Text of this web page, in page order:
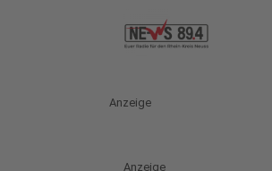
Anzeige
Anzeige